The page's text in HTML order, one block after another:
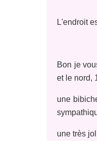
L'endroit
Bon je
et le nord,
une
une très